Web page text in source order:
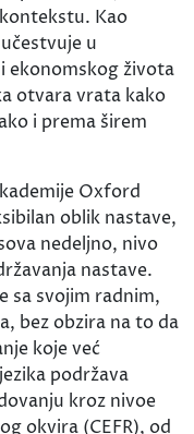
Kao
u
ekonomskog života
otvara vrata kako
i prema širem
Oxford
oblik nastave,
nedeljno, nivo
nastave.
sa svojim radnim,
bez obzira na to da
koje već
podržava
kroz nivoe
okvira (CEFR), od